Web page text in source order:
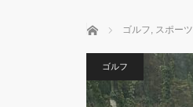
ホーム ゴルフ, スポーツ
ゴルフ